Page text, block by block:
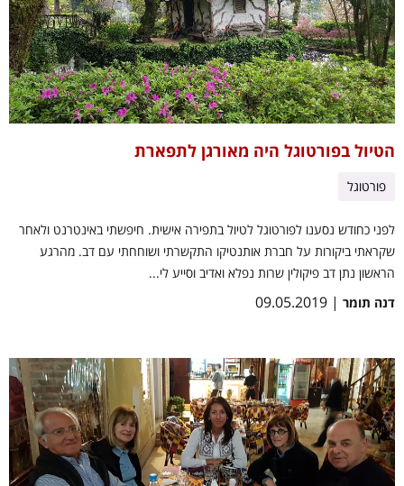
הטיול בפורטוגל היה מאורגן לתפארת
פורטוגל
לפני כחודש נסענו לפורטוגל לטיול בתפירה אישית. חיפשתי באינטרנט ולאחר
שקראתי ביקורות על חברת אותנטיקו התקשרתי ושוחחתי עם דב. מהרגע
הראשון נתן דב פיקולין שרות נפלא ואדיב וסייע לי...
דנה תומר | 09.05.2019